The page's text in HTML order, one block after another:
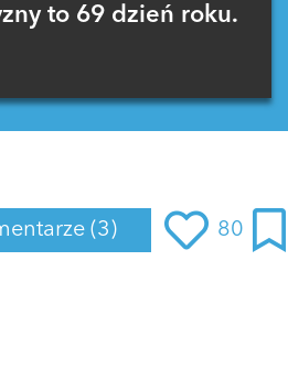
to 69 dzień roku.
(3) 80